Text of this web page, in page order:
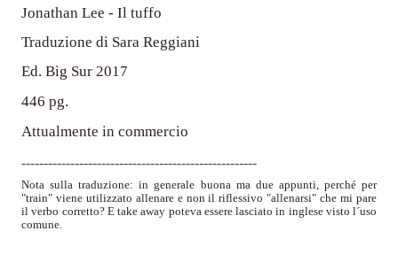
Jonathan Lee - Il tuffo
Traduzione di Sara Reggiani
Ed. Big Sur 2017
446 pg.
Attualmente in commercio
-----------------------------------------------------
Nota sulla traduzione: in generale buona ma due appunti, perché per
"train" viene utilizzato allenare e non il riflessivo "allenarsi" che mi pare
il verbo corretto? E take away poteva essere lasciato in inglese visto l´uso
comune.